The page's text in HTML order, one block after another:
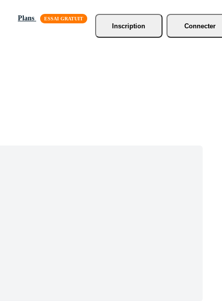
Plans
Inscription
Connecter